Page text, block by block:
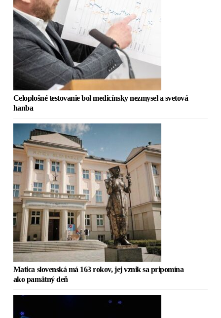
Celoplošné testovanie bol medicínsky nezmysel a svetová
hanba
Matica slovenská má 163 rokov, jej vznik sa pripomína
ako pamätný deň